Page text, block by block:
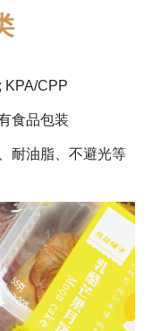
KPA/CPP
食品包装
耐油脂、不避光等